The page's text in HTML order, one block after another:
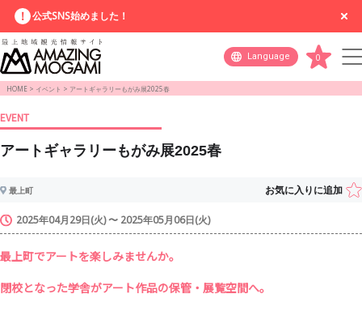
公式SNS始めました！
Language 0
HOME > イベント > アートギャラリーもがみ展2025春
EVENT
アートギャラリーもがみ展2025春
最上町 お気に入りに追加
2025年04月29日(火) 〜 2025年05月06日(火)
最上町でアートを楽しみませんか。
閉校となった学舎がアート作品の保管・展覧空間へ。